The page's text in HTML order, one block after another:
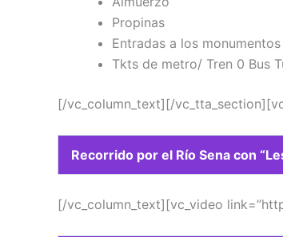
Propinas
Entradas a los monumentos
Tkts de metro/ Tren 0 Bus
[/vc_column_text][/
Recorrido por el Río Sena con
[/vc_column_text][vc_video